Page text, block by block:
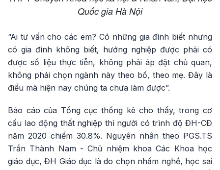
Quốc gia Hà Nội
“Ai tư vấn cho các em? Có những gia đình biết nhưng
có gia đình không biết, hướng nghiệp được phải có
được số liệu thực tiễn, không phải áp đặt chủ quan,
không phải chọn ngành này theo bố, theo mẹ. Đây là
điều mà hiện nay chúng ta chưa làm được”.
Báo cáo của Tổng cục thống kê cho thấy, trong cơ
cấu lao động thất nghiệp thì người có trình độ ĐH-CĐ
năm 2020 chiếm 30.8%. Nguyên nhân theo PGS.TS
Trần Thành Nam - Chủ nhiệm khoa Các Khoa học
giáo dục, ĐH Giáo dục là do chọn nhầm nghề, học sai